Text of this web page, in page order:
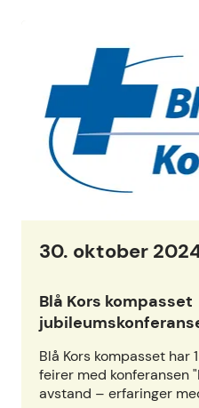
30. oktober
Blå Kors kompasset
Blå Kors kompasset har
feirer med konferansen
avstand – erfaringer